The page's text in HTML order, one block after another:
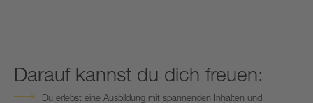
Darauf kannst du dich freuen:
Du erlebst eine Ausbildung mit spannenden Inhalten und